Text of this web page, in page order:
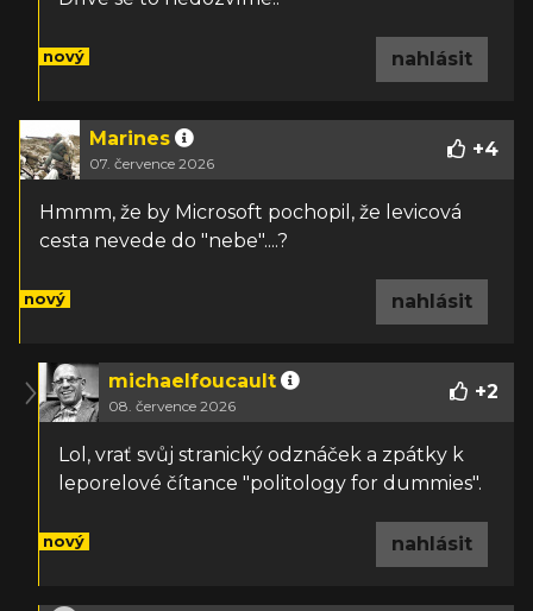
nový nahlásit
Marines
07. července 2026
+4
Hmmm, že by Microsoft pochopil, že levicová
cesta nevede do "nebe"....?
nový nahlásit
michaelfoucault
08. července 2026
+2
Lol, vrať svůj stranický odznáček a zpátky k
leporelové čítance "politology for dummies".
nový nahlásit